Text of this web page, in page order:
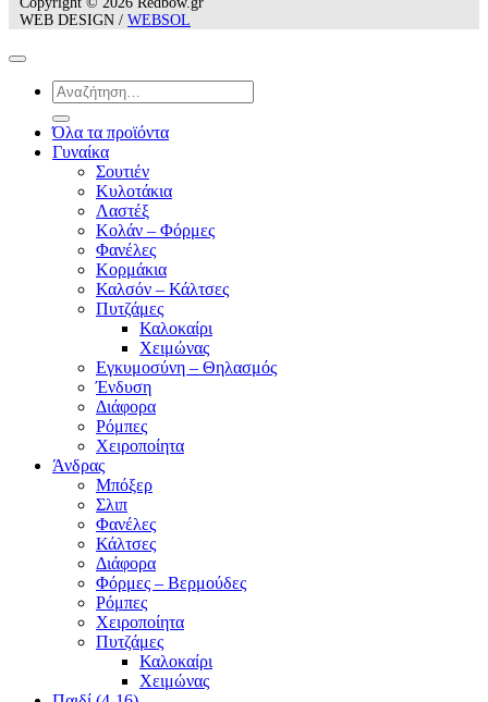
WEB DESIGN / WEBSOL
Αναζήτηση
για:
Όλα τα προϊόντα
Γυναίκα
Σουτιέν
Κυλοτάκια
Λαστέξ
Κολάν – Φόρμες
Φανέλες
Κορμάκια
Καλσόν – Κάλτσες
Πυτζάμες
Καλοκαίρι
Χειμώνας
Εγκυμοσύνη – Θηλασμός
Ένδυση
Διάφορα
Ρόμπες
Χειροποίητα
Άνδρας
Μπόξερ
Σλιπ
Φανέλες
Κάλτσες
Διάφορα
Φόρμες – Βερμούδες
Ρόμπες
Χειροποίητα
Πυτζάμες
Καλοκαίρι
Χειμώνας